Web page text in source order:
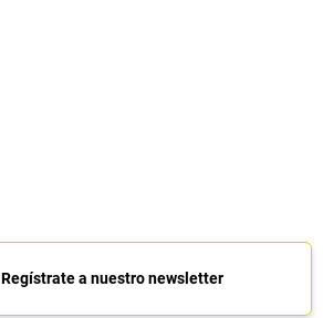
Regístrate a nuestro newsletter